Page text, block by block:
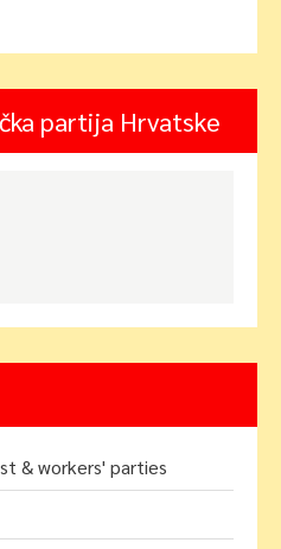
partija Hrvatske
& workers' parties